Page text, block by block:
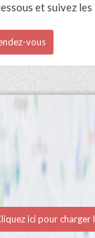
et suivez
vous
ici pour charger